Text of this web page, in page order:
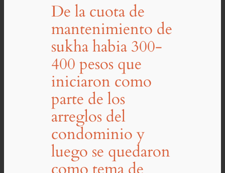
De la cuota de
mantenimiento de
sukha habia 300-
400 pesos que
iniciaron como
parte de los
arreglos del
condominio y
luego se quedaron